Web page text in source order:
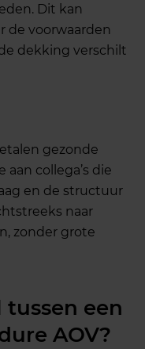
Dit kan
de voorwaarden
dekking verschilt
gezonde
collega’s die
en de structuur
naar
zonder grote
een
AOV?